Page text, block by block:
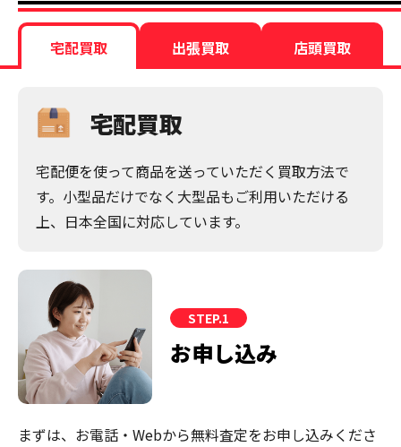
宅配買取 出張買取 店頭買取
宅配買取
宅配便を使って商品を送っていただく買取方法で
す。小型品だけでなく大型品もご利用いただける
上、日本全国に対応しています。
STEP.1
お申し込み
まずは、お電話・Webから無料査定をお申し込みくださ